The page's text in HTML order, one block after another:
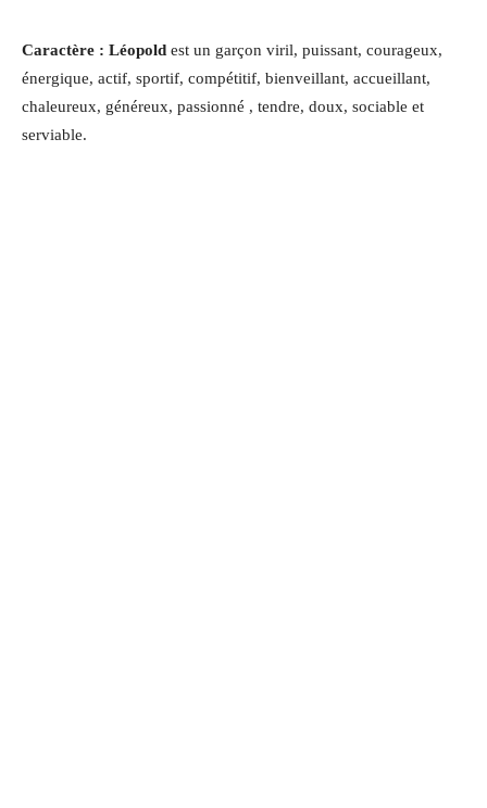
Caractère : Léopold est un garçon viril, puissant, courageux,
énergique, actif, sportif, compétitif, bienveillant, accueillant,
chaleureux, généreux, passionné , tendre, doux, sociable et
serviable.